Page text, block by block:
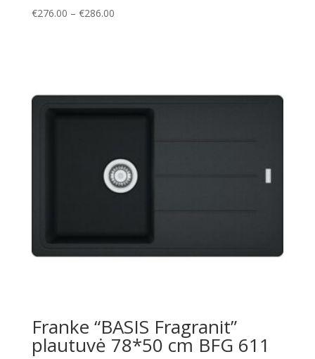
€276.00 – €286.00Price
Franke “BASIS Fragranit”
plautuvė 78*50 cm BFG 611